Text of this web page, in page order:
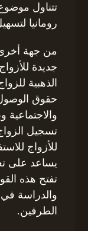
تتناول
رومانيا
من جهة
جديدة
الذهبية
حقوق
والاجتماعية
تسجيل
للأزواج
يساعد على
تفتح هذه
والدراسة في
الطرفين.